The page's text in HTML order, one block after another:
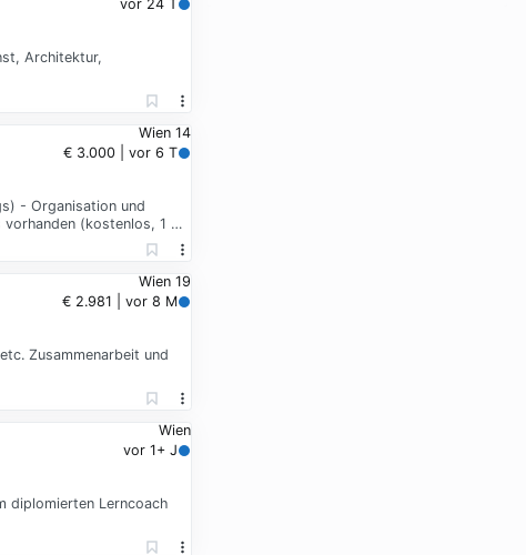
vor 24 T
Architektur,
Wien 14
€ 3.000 | vor 6 T
- Organisation und
vorhanden (kostenlos, 1 …
Wien 19
€ 2.981 | vor 8 M
Zusammenarbeit und
Wien
vor 1+ J
diplomierten Lerncoach